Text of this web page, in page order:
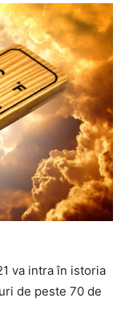
va intra în istoria
de peste 70 de